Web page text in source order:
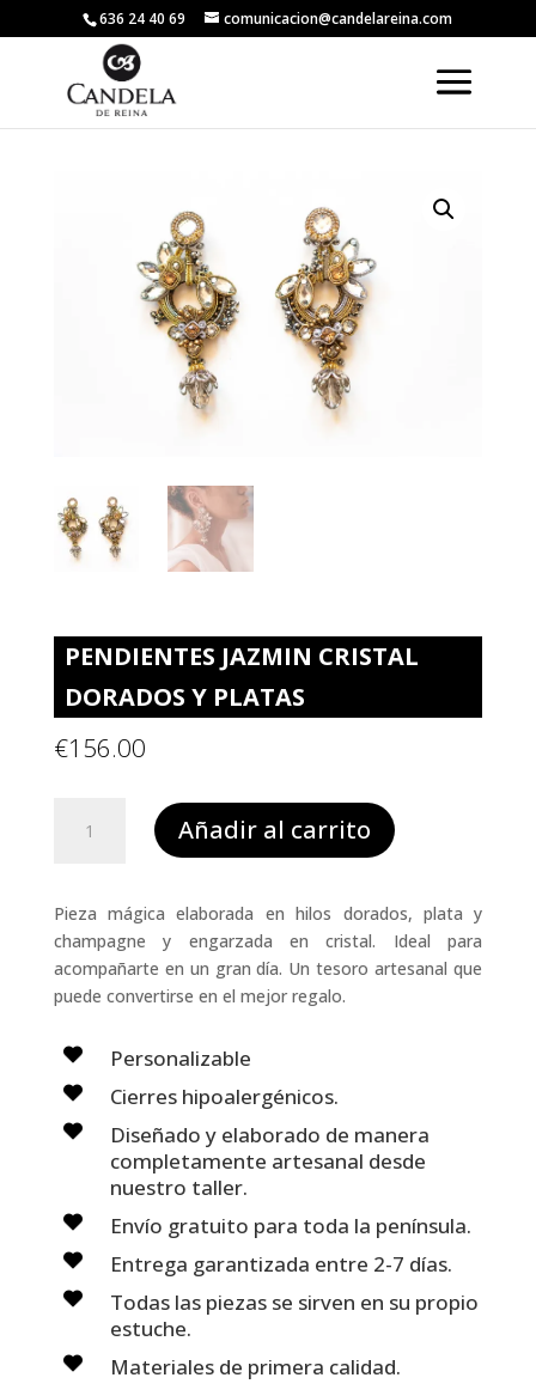
636 24 40 69 comunicacion@candelareina.com
PENDIENTES JAZMIN CRISTAL
DORADOS Y PLATAS
€156.00
JAZMIN
y
platas
cantidad
Añadir al carrito
Pieza mágica elaborada en hilos dorados, plata y
champagne y engarzada en cristal. Ideal para
acompañarte en un gran día. Un tesoro artesanal que
puede convertirse en el mejor regalo.
Personalizable
Cierres hipoalergénicos.
Diseñado y elaborado de manera
completamente artesanal desde
nuestro taller.
Envío gratuito para toda la península.
Entrega garantizada entre 2-7 días.
Todas las piezas se sirven en su propio
estuche.
Materiales de primera calidad.